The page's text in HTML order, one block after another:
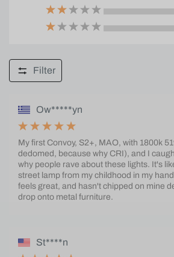
Filter
Ow*****yn
My first Convoy, S2+, MAO, with 1800k
dedomed, because why CRI), and I
why people rave about these lights. It's
street lamp from my childhood in my
feels great, and hasn't chipped on mine
drop onto metal furniture.
St****n